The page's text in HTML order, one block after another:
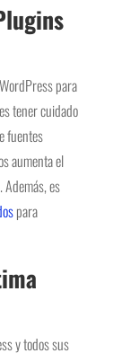
para
tener cuidado
fuentes
aumenta el
es
para
y todos sus